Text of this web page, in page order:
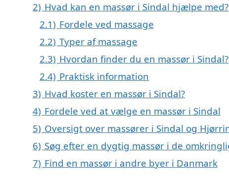
2) Hvad kan en massør i Sindal hjælpe med?
2.1) Fordele ved massage
2.2) Typer af massage
2.3) Hvordan finder du en massør i Sindal?
2.4) Praktisk information
3) Hvad koster en massør i Sindal?
4) Fordele ved at vælge en massør i Sindal
5) Oversigt over massører i Sindal og
6) Søg efter en dygtig massør i de
7) Find en massør i andre byer i Danmark